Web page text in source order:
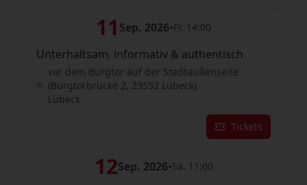
11 Sep. 2026•Fr. 14:00
Unterhaltsam, informativ & authentisch
vor dem Burgtor auf der Stadtaußenseite
(Burgtorbrücke 2, 23552 Lübeck)
Lübeck
Tickets
12Sep. 2026•Sa. 11:00